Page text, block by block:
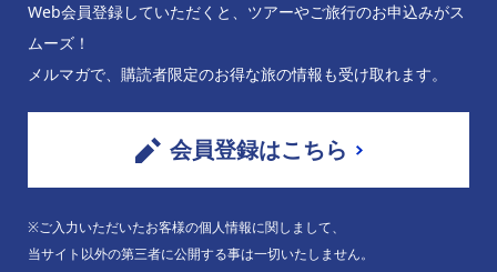
Web会員登録していただくと、ツアーやご旅行のお申込みがス
ムーズ！
メルマガで、購読者限定のお得な旅の情報も受け取れます。
会員登録はこちら
※ご入力いただいたお客様の個人情報に関しまして、
当サイト以外の第三者に公開する事は一切いたしません。